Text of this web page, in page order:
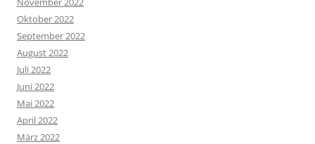
Oktober 2022
September 2022
August 2022
Juli 2022
Juni 2022
Mai 2022
April 2022
März 2022